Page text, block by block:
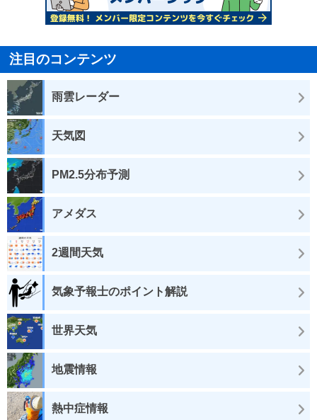
注目のコンテンツ
雨雲レーダー
天気図
PM2.5分布予測
アメダス
2週間天気
気象予報士のポイント解説
世界天気
地震情報
熱中症情報